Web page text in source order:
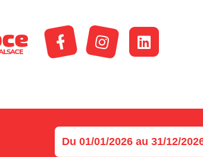
Du 01/01/2026 au 31/12/